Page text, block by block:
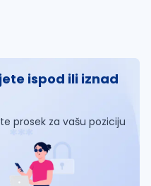
ispod ili iznad
prosek za vašu poziciju